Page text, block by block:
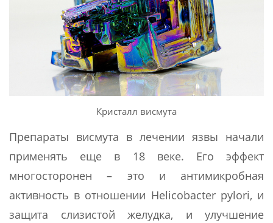
Кристалл висмута
Препараты висмута в лечении язвы начали
применять еще в 18 веке. Его эффект
многосторонен – это и антимикробная
активность в отношении Helicobacter pylori, и
защита слизистой желудка, и улучшение